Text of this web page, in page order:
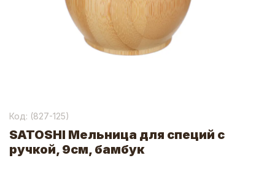
Код: (827-125)
SATOSHI Мельница для специй с
ручкой, 9см, бамбук